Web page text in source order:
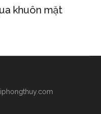
khuôn mặt